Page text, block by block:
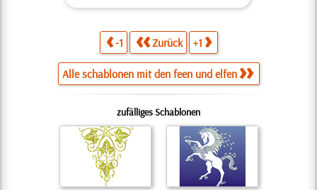
-1 Zurück +1
Alle schablonen mit den feen und elfen
zufälliges Schablonen